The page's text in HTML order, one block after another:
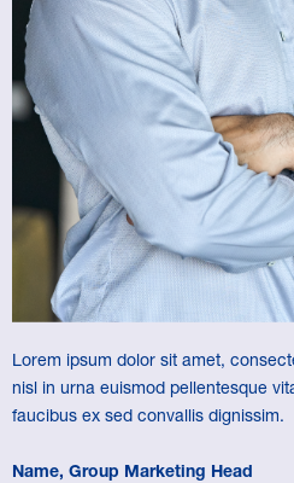
Lorem ipsum dolor sit amet,
nisl in urna euismod pellentesque
faucibus ex sed convallis dignissim.
Name, Group Marketing Head